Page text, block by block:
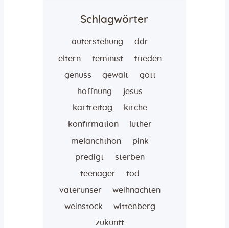
Schlagwörter
auferstehung ddr
eltern feminist frieden
genuss gewalt gott
hoffnung jesus
karfreitag kirche
konfirmation luther
melanchthon pink
predigt sterben
teenager tod
vaterunser weihnachten
weinstock wittenberg
zukunft